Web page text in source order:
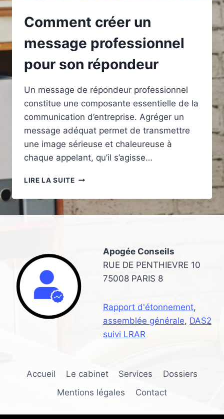
Comment créer un
message professionnel
pour son répondeur
Un message de répondeur professionnel
constitue une composante essentielle de la
communication d’entreprise. Agréger un
message adéquat permet de transmettre
une image sérieuse et chaleureuse à
chaque appelant, qu’il s’agisse…
LIRE LA SUITECOMMENT
UN
MESSAGE
RÉPONDEURApogée Conseils
RUE DE PENTHIEVRE 10
75008 PARIS 8
Rapport d'étonnement,
assemblée générale, DAS2
suivi LRAR
Accueil Le cabinet Services
Dossiers
Mentions légales
Contact